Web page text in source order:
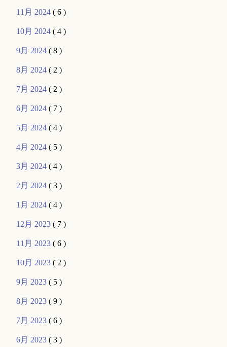
11月 2024( 6 )
10月 2024( 4 )
9月 2024( 8 )
8月 2024( 2 )
7月 2024( 2 )
6月 2024( 7 )
5月 2024( 4 )
4月 2024( 5 )
3月 2024( 4 )
2月 2024( 3 )
1月 2024( 4 )
12月 2023( 7 )
11月 2023( 6 )
10月 2023( 2 )
9月 2023( 5 )
8月 2023( 9 )
7月 2023( 6 )
6月 2023( 3 )